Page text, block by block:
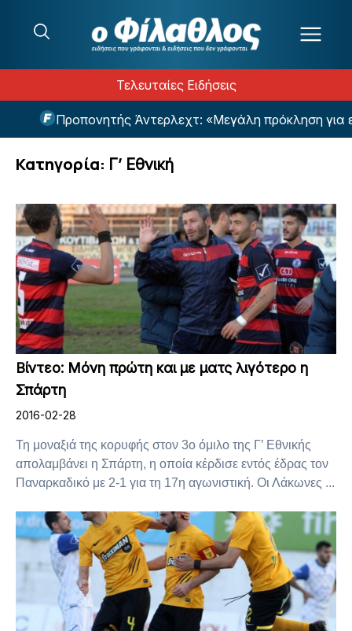
Τελευταίες Ειδήσεις
Άντερλεχτ: «Μεγάλη πρόκληση για εμάς η
Κατηγορία: Γ’ Εθνική
Βίντεο: Μόνη πρώτη και με ματς λιγότερο η
Σπάρτη
2016-02-28
Τη μοναξιά της κορυφής στον 3ο όμιλο της Γ’ Εθνικής
απολαμβάνει η Σπάρτη, η οποία κέρδισε εντός έδρας τον
Παναρκαδικό με 2-1 για τη 17η αγωνιστική. Οι Λάκωνες ...